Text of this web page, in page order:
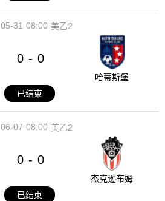
08:00
05-31 美乙2
0 - 0
哈蒂斯堡
已结束
08:00
06-07 美乙2
0 - 0
杰克逊布姆
已结束